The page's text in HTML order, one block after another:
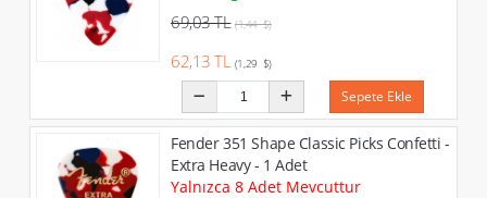
69,03 TL (1,44 $)
62,13 TL (1,29 $)
Sepete Ekle
Fender 351 Shape Classic Picks Confetti -
Extra Heavy - 1 Adet
Yalnızca 8 Adet Mevcuttur